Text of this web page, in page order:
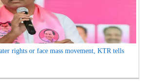
rights or face mass movement, KTR tells